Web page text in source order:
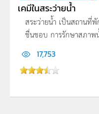
เคมีในสระว่ายน้ำ
สระว่ายน้ำ เป็นสถานที่
ชื่นชอบ การรักษาสภาพ
17,753